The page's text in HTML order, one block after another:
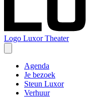
Logo Luxor Theater
Agenda
Je bezoek
Steun Luxor
Verhuur